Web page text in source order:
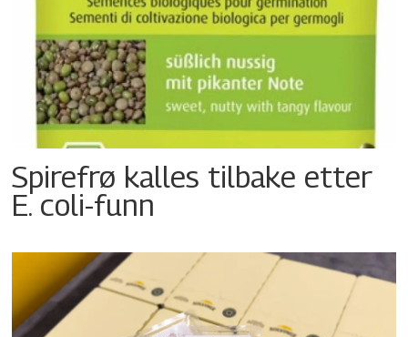
Spirefrø kalles tilbake etter
E. coli-funn